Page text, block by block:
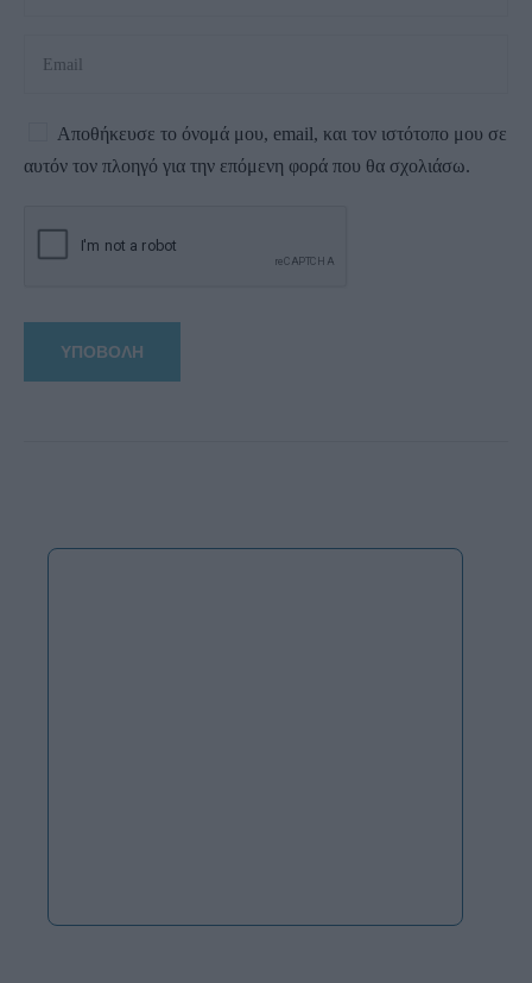
Αποθήκευσε το όνομά μου, email, και τον ιστότοπο μου σε
αυτόν τον πλοηγό για την επόμενη φορά που θα σχολιάσω.